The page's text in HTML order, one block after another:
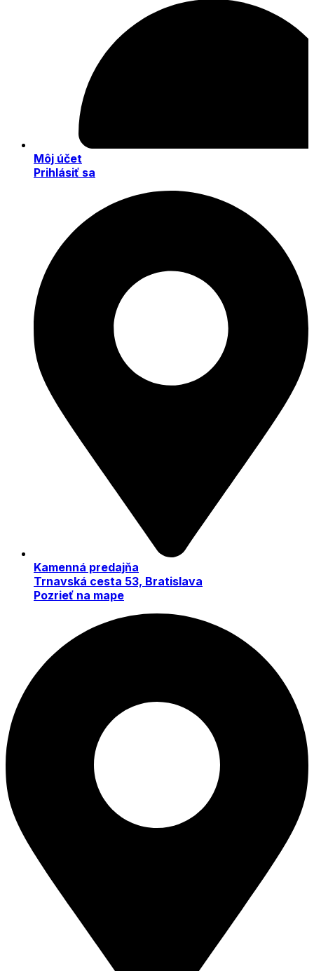
Môj účet
Prihlásiť sa
Kamenná predajňa
Trnavská cesta 53, Bratislava
Pozrieť na mape